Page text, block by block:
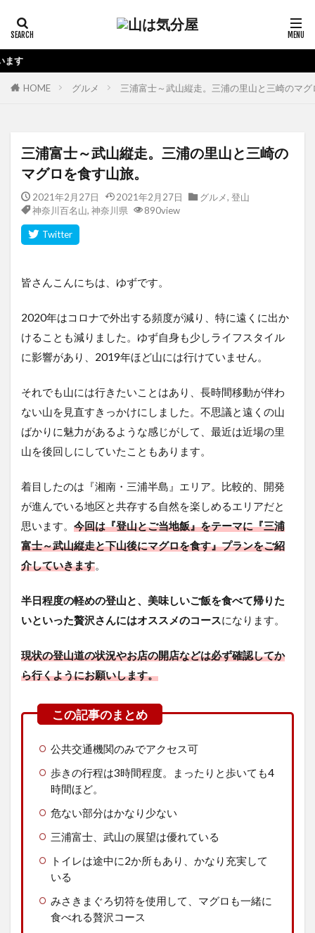
HOME グルメ 三浦富士～武山縦走。三浦の里山と三崎のマ
三浦富士～武山縦走。三浦の里山と三崎の
マグロを食す山旅。
2021年2月27日 2021年2月27日 グルメ, 登山
神奈川百名山, 神奈川県 890view
皆さんこんにちは、ゆずです。
2020年はコロナで外出する頻度が減り、特に遠くに出か
けることも減りました。ゆず自身も少しライフスタイル
に影響があり、2019年ほど山には行けていません。
それでも山には行きたいことはあり、長時間移動が伴わ
ない山を見直すきっかけにしました。不思議と遠くの山
ばかりに魅力があるような感じがして、最近は近場の里
山を後回しにしていたこともあります。
着目したのは『湘南・三浦半島』エリア。比較的、開発
が進んでいる地区と共存する自然を楽しめるエリアだと
思います。 今回は『登山とご当地飯』をテーマに『三浦
富士～武山縦走と下山後にマグロを食す』プランをご紹
介していきます。
半日程度の軽めの登山と、美味しいご飯を食べて帰りた
いといった贅沢さんにはオススメのコースになります。
現状の登山道の状況やお店の開店などは必ず確認してか
ら行くようにお願いします。
公共交通機関のみでアクセス可
歩きの行程は3時間程度。まったりと歩いても4
時間ほど。
危ない部分はかなり少ない
三浦富士、武山の展望は優れている
トイレは途中に2か所もあり、かなり充実して
いる
みさきまぐろ切符を使用して、マグロも一緒に
食べれる贅沢コース